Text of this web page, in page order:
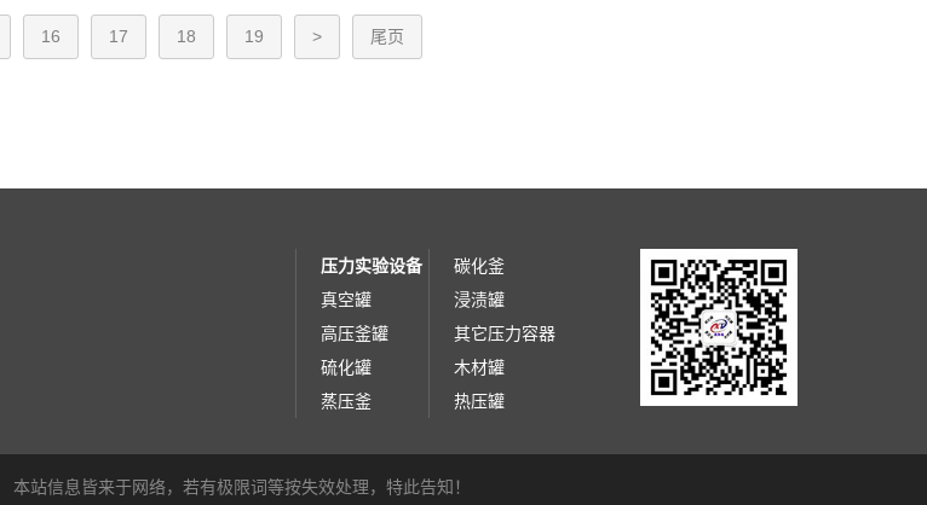
16 17 18 19 > 尾页
压力实验设备
碳化釜
真空罐
浸渍罐
高压釜罐
其它压力容器
硫化罐
木材罐
蒸压釜
热压罐
本站信息皆来于网络，若有极限词等按失效处理，特此告知！